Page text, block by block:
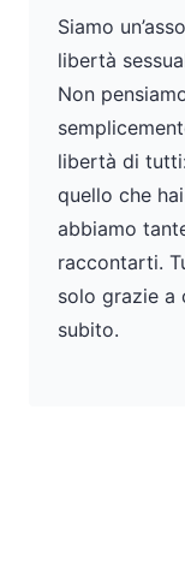
Siamo
libertà
Non
libertà di
quello che
abbiamo
raccontarti.
solo grazie a
subito.